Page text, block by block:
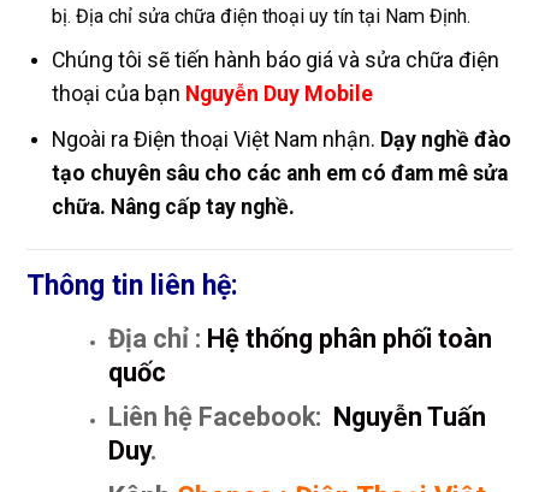
bị. Địa chỉ sửa chữa điện thoại uy tín tại Nam Định.
Chúng tôi sẽ tiến hành báo giá và sửa chữa điện
thoại của bạn Nguyễn Duy Mobile
Ngoài ra Điện thoại Việt Nam nhận. Dạy nghề đào
tạo chuyên sâu cho các anh em có đam mê sửa
chữa. Nâng cấp tay nghề.
Thông tin liên hệ:
Địa chỉ : Hệ thống phân phối toàn
quốc
Liên hệ Facebook: Nguyễn Tuấn
Duy.